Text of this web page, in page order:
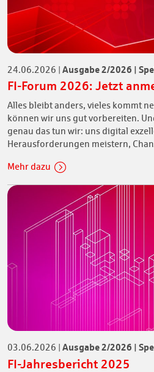
24.06.2026 | Ausgabe 2/2026 |
FI-Forum 2026: Jetzt
Alles bleibt anders, vieles kommt
können wir uns gut vorbereiten.
genau das tun wir: uns digital
Herausforderungen meistern,
Mehr dazu
03.06.2026 | Ausgabe 2/2026 |
FI-Jahresbericht 2025